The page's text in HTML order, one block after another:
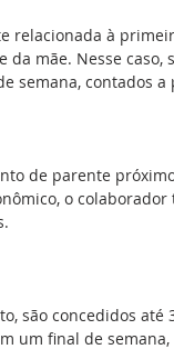
relacionada à
da mãe. Nesse
semana, contados
de parente
o
são concedidos
um final de